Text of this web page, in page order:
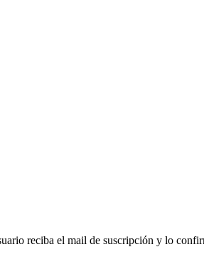
reciba el mail de suscripción y lo